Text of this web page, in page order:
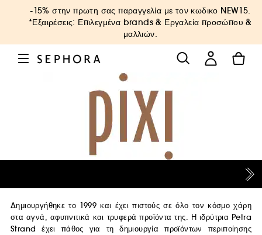
-15% στην πρωτη σας παραγγελία με τον κωδικο NEW15.
*Εξαιρέσεις: Επιλεγμένα brands & Εργαλεία προσώπου &
μαλλιών.
Δημιουργήθηκε το 1999 και έχει πιστούς σε όλο τον κόσμο χάρη
στα αγνά, αφυπνιτικά και τρυφερά προϊόντα της. Η ιδρύτρια Petra
Strand έχει πάθος για τη δημιουργία προϊόντων περιποίησης